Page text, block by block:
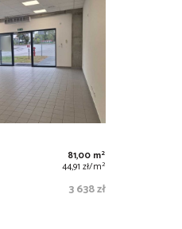
81,00 m2
44,91 zł/m2
3 638 zł